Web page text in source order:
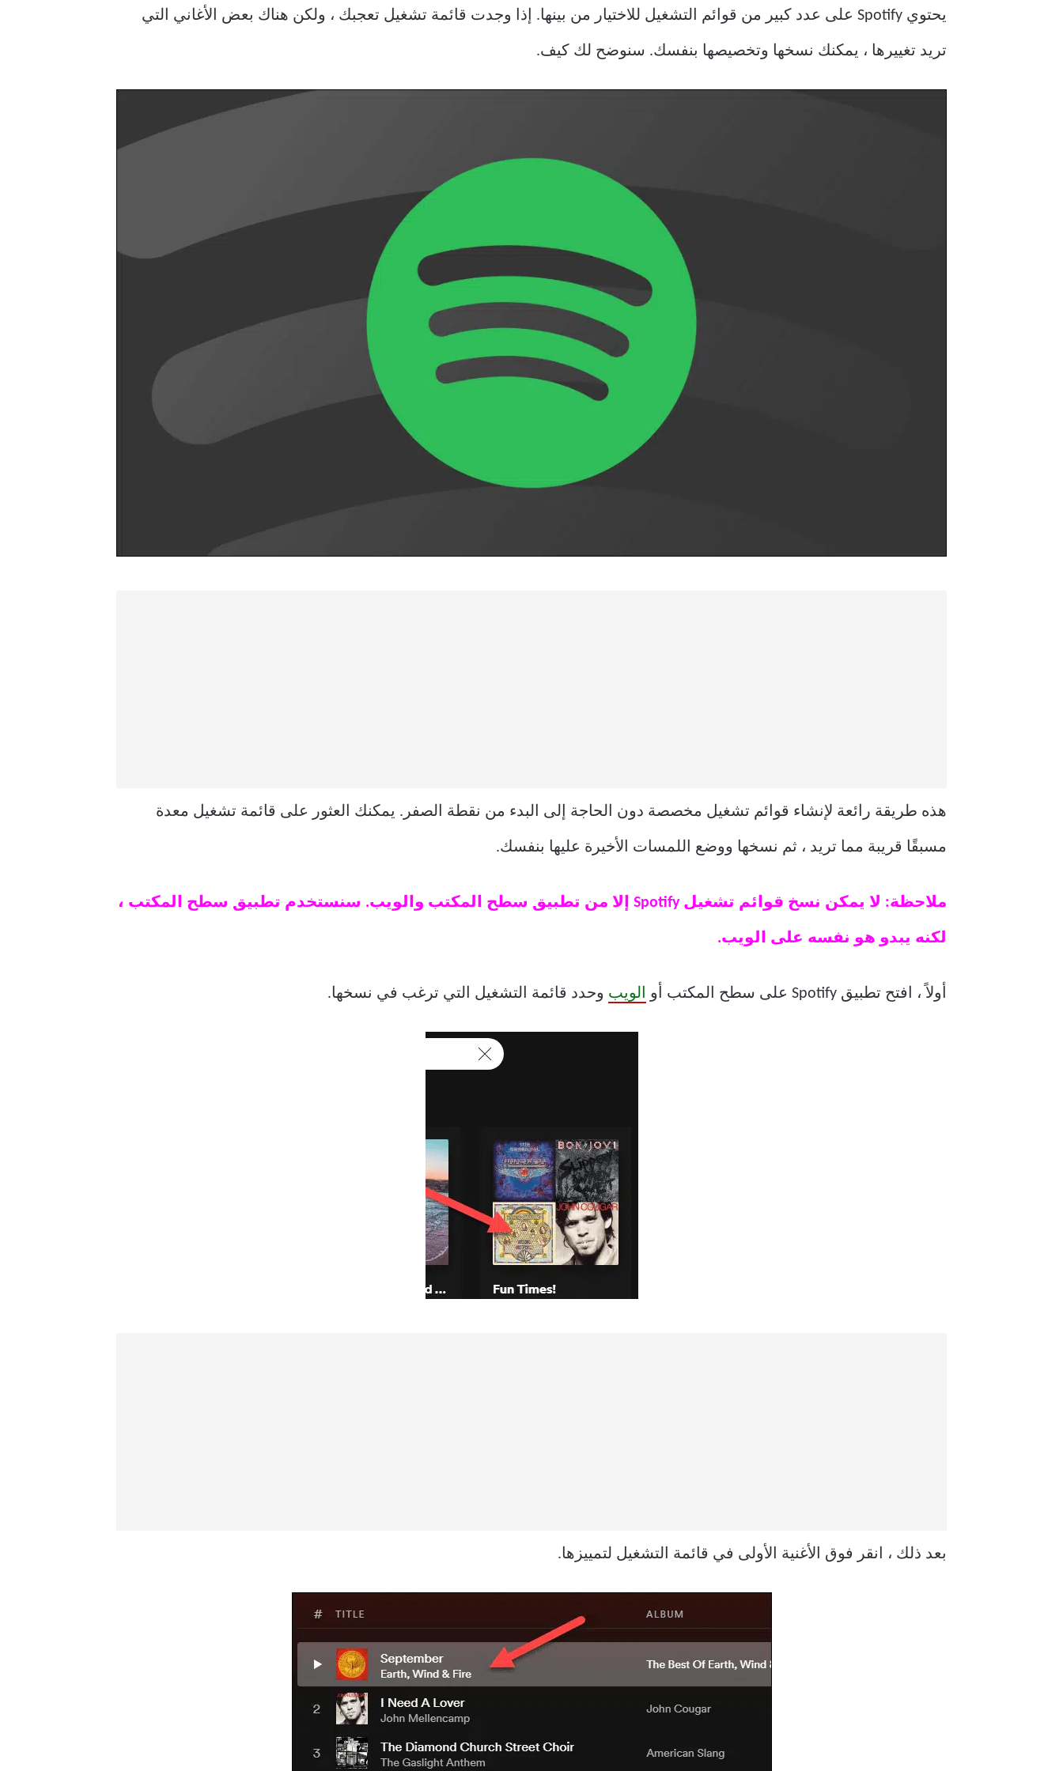
يحتوي Spotify على عدد كبير من قوائم التشغيل للاختيار من بينها. إذا وجدت قائمة تشغيل تعجبك ، ولكن هناك بعض الأغاني التي
تريد تغييرها ، يمكنك نسخها وتخصيصها بنفسك. سنوضح لك كيف.
هذه طريقة رائعة لإنشاء قوائم تشغيل مخصصة دون الحاجة إلى البدء من نقطة الصفر. يمكنك العثور على قائمة تشغيل معدة
مسبقًا قريبة مما تريد ، ثم نسخها ووضع اللمسات الأخيرة عليها بنفسك.
ملاحظة: لا يمكن نسخ قوائم تشغيل Spotify إلا من تطبيق سطح المكتب والويب. سنستخدم تطبيق سطح المكتب ،
لكنه يبدو هو نفسه على الويب.
أولاً ، افتح تطبيق Spotify على سطح المكتب أو الويب وحدد قائمة التشغيل التي ترغب في نسخها.
بعد ذلك ، انقر فوق الأغنية الأولى في قائمة التشغيل لتمييزها.